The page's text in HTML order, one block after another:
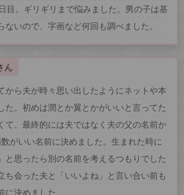
目。ギリギリまで悩みました。男の子は基
ないので、字画など何回も調べました。
ん
から夫が時々思い出したようにネットや本
た。初めは潤とか翼とかがいいと言ってた
て、最終的には夫ではなく夫の父の名前か
がいい名前に決めました。生まれた時に
と思ったら別の名前を考えるつもりでした
ち会った夫と「いいよね」と言い合い前も
に決めました。